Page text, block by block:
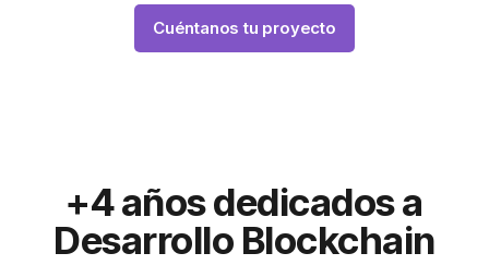
Cuéntanos tu proyecto
+4 años dedicados a
Desarrollo Blockchain